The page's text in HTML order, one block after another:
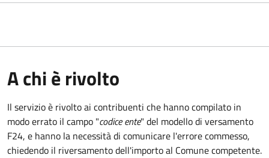
A chi è rivolto
Il servizio è rivolto ai contribuenti che hanno compilato in
modo errato il campo "codice ente" del modello di versamento
F24, e hanno la necessità di comunicare l'errore commesso,
chiedendo il riversamento dell'importo al Comune competente.